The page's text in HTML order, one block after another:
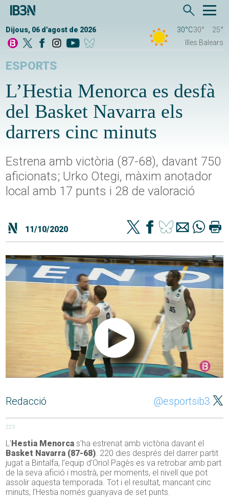
Dijous, 06 d'agost de 2026 30°C30°
25°
Illes Balears
ESPORTS
L’Hestia Menorca es desfà
del Basket Navarra els
darrers cinc minuts
Estrena amb victòria (87-68), davant 750
aficionats; Urko Otegi, màxim anotador
local amb 17 punts i 28 de valoració
11/10/2020
Redacció @esportsib3
223
L’ Hestia Menorca s’ha estrenat amb victòria davant el
Basket Navarra (87-68). 220 dies després del darrer partit
jugat a Bintalfa, l’equip d’Oriol Pagès es va retrobar amb part
de la seva afició i mostrà, per moments, el nivell que pot
assolir aquesta temporada. Tot i el resultat, mancant cinc
minuts, l’Hestia només guanyava de set punts.